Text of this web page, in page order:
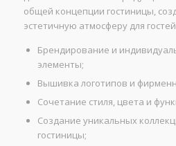
общей концепции гостиницы,
эстетичную атмосферу для
Брендирование и
элементы;
Вышивка логотипов и
Сочетание стиля, цвета и
Создание уникальных
гостиницы;